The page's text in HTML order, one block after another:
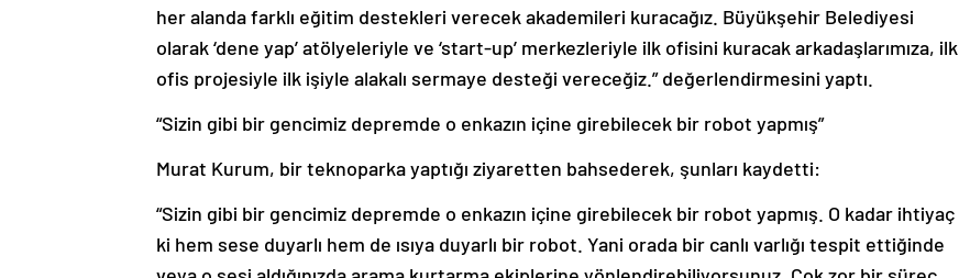
her alanda farklı eğitim destekleri verecek akademileri kuracağız. Büyükşehir Belediyesi
olarak ‘dene yap’ atölyeleriyle ve ‘start-up’ merkezleriyle ilk ofisini kuracak arkadaşlarımıza, ilk
ofis projesiyle ilk işiyle alakalı sermaye desteği vereceğiz.” değerlendirmesini yaptı.
“Sizin gibi bir gencimiz depremde o enkazın içine girebilecek bir robot yapmış”
Murat Kurum, bir teknoparka yaptığı ziyaretten bahsederek, şunları kaydetti:
“Sizin gibi bir gencimiz depremde o enkazın içine girebilecek bir robot yapmış. O kadar ihtiyaç
ki hem sese duyarlı hem de ısıya duyarlı bir robot. Yani orada bir canlı varlığı tespit ettiğinde